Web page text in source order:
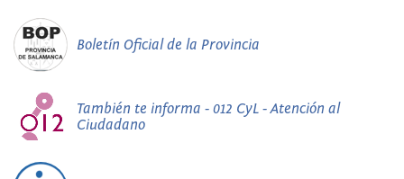
Boletín Oficial de la Provincia
También te informa - 012 CyL - Atención al
Ciudadano